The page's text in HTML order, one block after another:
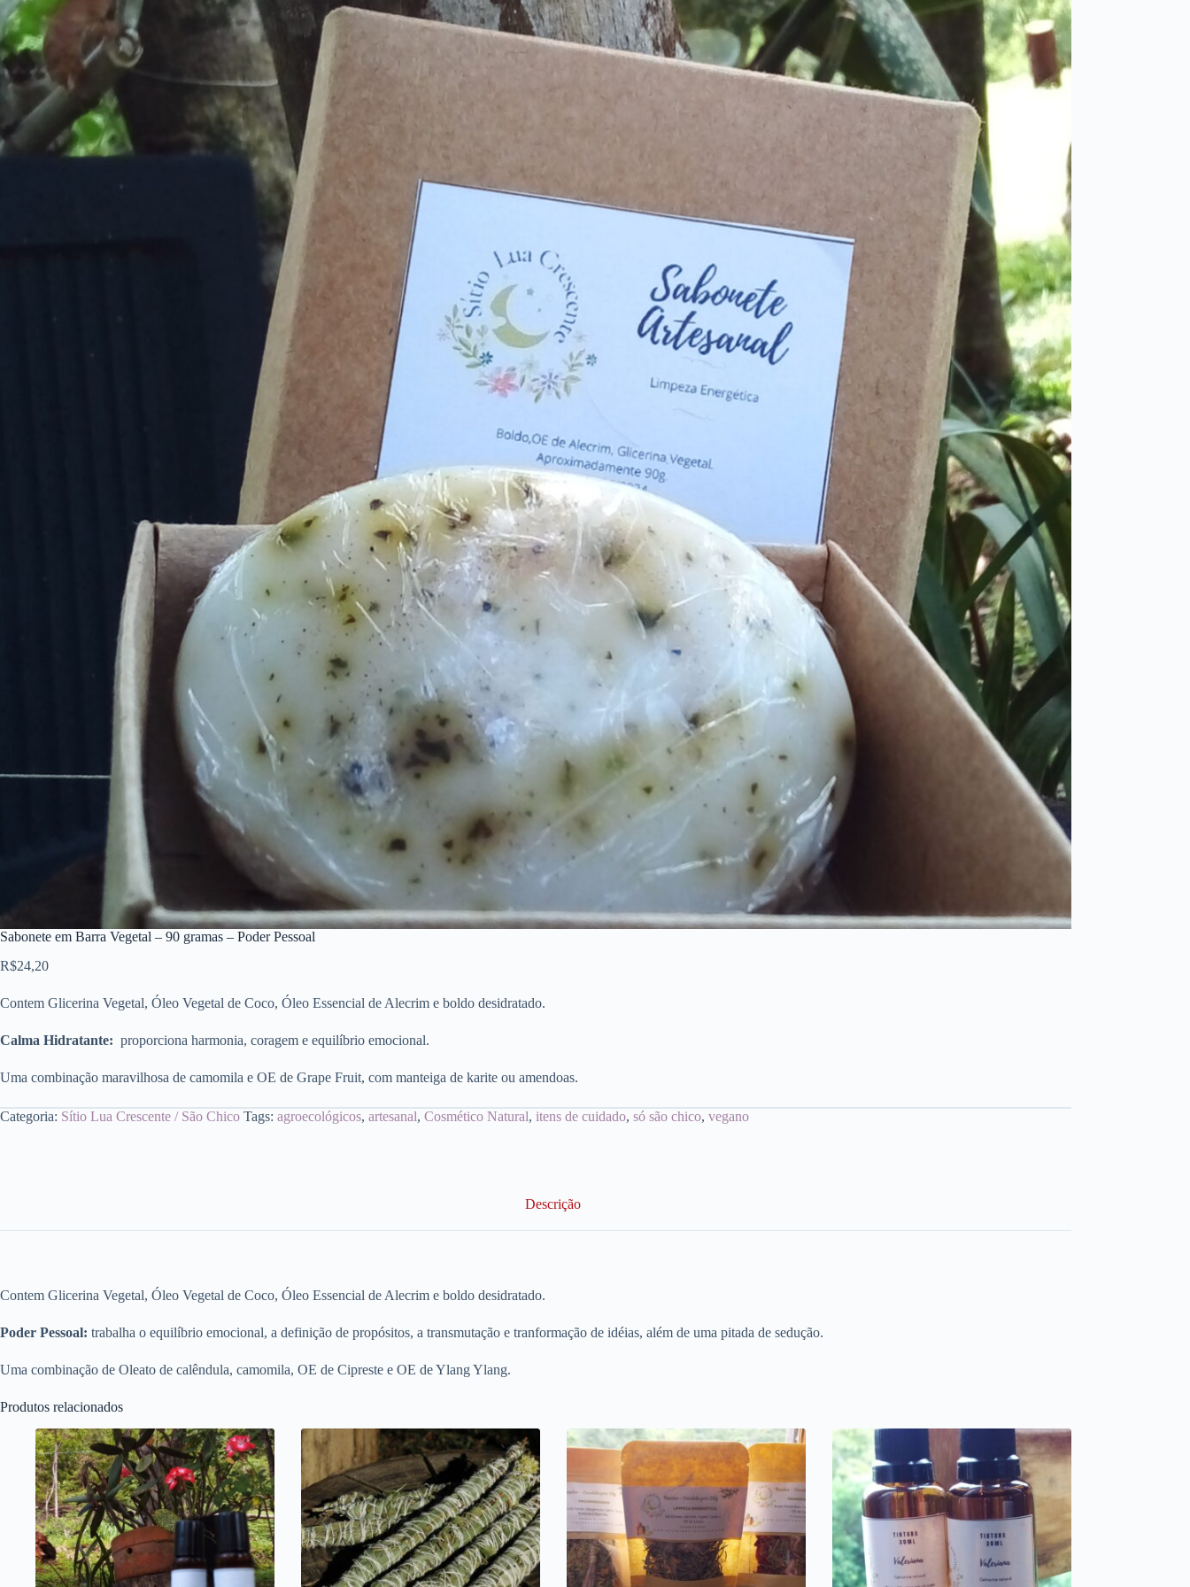
Sabonete em Barra Vegetal – 90 gramas – Poder Pessoal
R$24,20
Contem Glicerina Vegetal, Óleo Vegetal de Coco, Óleo Essencial de Alecrim e boldo desidratado.
Calma Hidratante: proporciona harmonia, coragem e equilíbrio emocional.
Uma combinação maravilhosa de camomila e OE de Grape Fruit, com manteiga de karite ou amendoas.
Categoria: Sítio Lua Crescente / São Chico Tags: agroecológicos, artesanal, Cosmético Natural, itens de cuidado, só são chico, vegano
Descrição
Contem Glicerina Vegetal, Óleo Vegetal de Coco, Óleo Essencial de Alecrim e boldo desidratado.
Poder Pessoal: trabalha o equilíbrio emocional, a definição de propósitos, a transmutação e tranformação de idéias, além de uma pitada de sedução.
Uma combinação de Oleato de calêndula, camomila, OE de Cipreste e OE de Ylang Ylang.
Produtos relacionados